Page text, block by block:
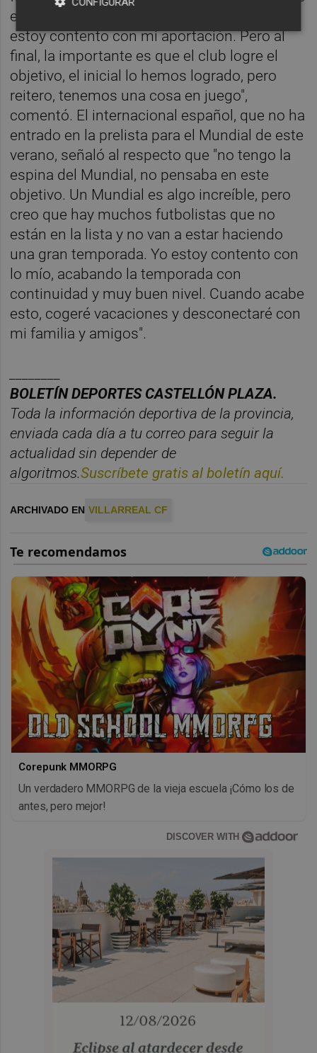
encontrado bien en el terreno de juego y
estoy contento con mi aportación. Pero al
final, la importante es que el club logre el
objetivo, el inicial lo hemos logrado, pero
reitero, tenemos una cosa en juego",
comentó. El internacional español, que no ha
entrado en la prelista para el Mundial de este
verano, señaló al respecto que "no tengo la
espina del Mundial, no pensaba en este
objetivo. Un Mundial es algo increíble, pero
creo que hay muchos futbolistas que no
están en la lista y no van a estar haciendo
una gran temporada. Yo estoy contento con
lo mío, acabando la temporada con
continuidad y muy buen nivel. Cuando acabe
esto, cogeré vacaciones y desconectaré con
mi familia y amigos".
BOLETÍNDEPORTES CASTELLÓNPLAZA.
Toda la información deportiva de la provincia,
enviada cada día a tu correo para seguir la
actualidad sin depender de
algoritmos.Suscríbete gratis alboletín aquí.
ARCHIVADO EN VILLARREAL CF
Corepunk MMORPG
Un verdadero MMORPG de la vieja escuela ¡Cómo los de
antes, pero mejor!
DISCOVER WITH